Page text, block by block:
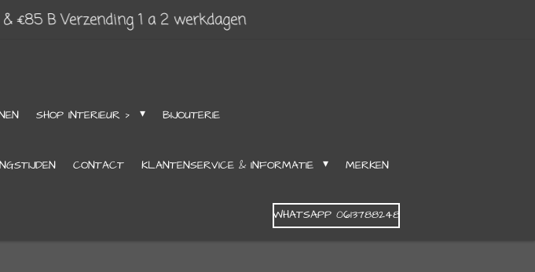
€85 B Verzending 1 a 2 werkdagen
SHOP INTERIEUR > BIJOUTERIE
CONTACT KLANTENSERVICE & INFORMATIE MERKEN
WHATSAPP 0613788248